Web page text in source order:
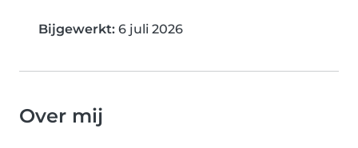
Bijgewerkt: 6 juli 2026
Over mij